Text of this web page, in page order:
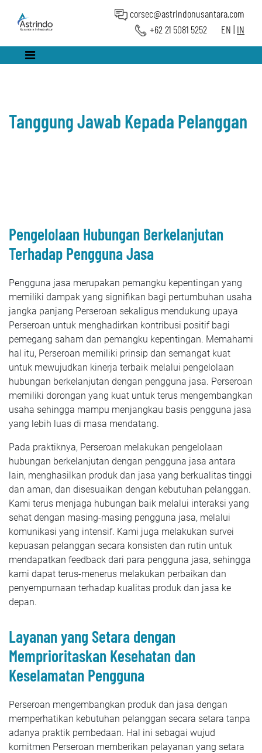
corsec@astrindonusantara.com
+62 21 5081 5252
EN | IN
Tanggung Jawab Kepada Pelanggan
Pengelolaan Hubungan Berkelanjutan
Terhadap Pengguna Jasa
Pengguna jasa merupakan pemangku kepentingan yang
memiliki dampak yang signifikan bagi pertumbuhan usaha
jangka panjang Perseroan sekaligus mendukung upaya
Perseroan untuk menghadirkan kontribusi positif bagi
pemegang saham dan pemangku kepentingan. Memahami
hal itu, Perseroan memiliki prinsip dan semangat kuat
untuk mewujudkan kinerja terbaik melalui pengelolaan
hubungan berkelanjutan dengan pengguna jasa. Perseroan
memiliki dorongan yang kuat untuk terus mengembangkan
usaha sehingga mampu menjangkau basis pengguna jasa
yang lebih luas di masa mendatang.
Pada praktiknya, Perseroan melakukan pengelolaan
hubungan berkelanjutan dengan pengguna jasa antara
lain, menghasilkan produk dan jasa yang berkualitas tinggi
dan aman, dan disesuaikan dengan kebutuhan pelanggan.
Kami terus menjaga hubungan baik melalui interaksi yang
sehat dengan masing-masing pengguna jasa, melalui
komunikasi yang intensif. Kami juga melakukan survei
kepuasan pelanggan secara konsisten dan rutin untuk
mendapatkan feedback dari para pengguna jasa, sehingga
kami dapat terus-menerus melakukan perbaikan dan
penyempurnaan terhadap kualitas produk dan jasa ke
depan.
Layanan yang Setara dengan
Memprioritaskan Kesehatan dan
Keselamatan Pengguna
Perseroan mengembangkan produk dan jasa dengan
memperhatikan kebutuhan pelanggan secara setara tanpa
adanya praktik pembedaan. Hal ini sebagai wujud
komitmen Perseroan memberikan pelayanan yang setara